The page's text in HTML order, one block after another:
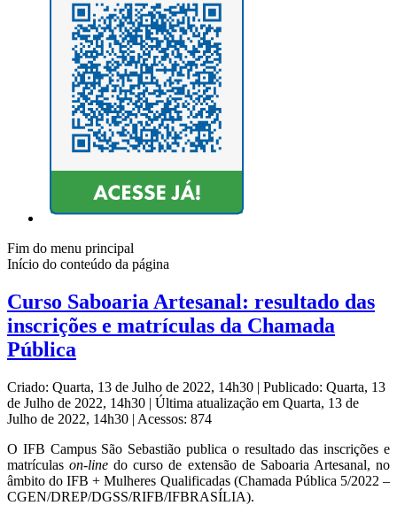
Fim do menu principal
Início do conteúdo da página
Curso Saboaria Artesanal: resultado das
inscrições e matrículas da Chamada
Pública
Criado: Quarta, 13 de Julho de 2022, 14h30 | Publicado: Quarta, 13
de Julho de 2022, 14h30 | Última atualização em Quarta, 13 de
Julho de 2022, 14h30 | Acessos: 874
O IFB Campus São Sebastião publica o resultado das inscrições e
matrículason-line do curso de extensão de Saboaria Artesanal, no
âmbito do IFB + Mulheres Qualificadas (Chamada Pública 5/2022 –
CGEN/DREP/DGSS/RIFB/IFBRASÍLIA).